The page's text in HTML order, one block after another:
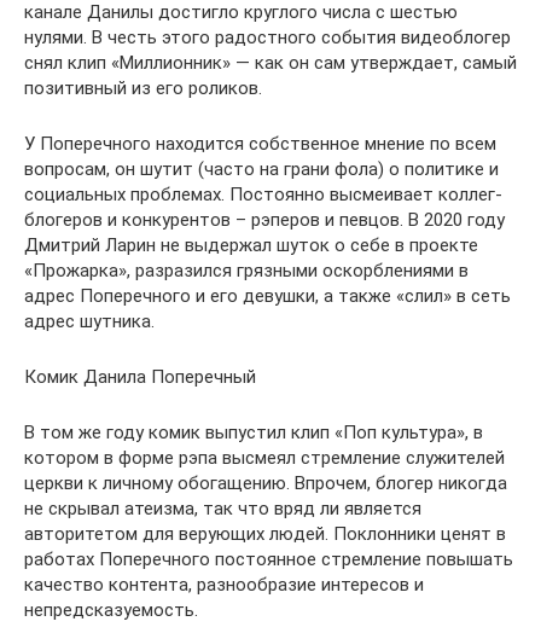
канале Данилы достигло круглого числа с шестью
нулями. В честь этого радостного события видеоблогер
снял клип «Миллионник» — как он сам утверждает, самый
позитивный из его роликов.
У Поперечного находится собственное мнение по всем
вопросам, он шутит (часто на грани фола) о политике и
социальных проблемах. Постоянно высмеивает коллег-
блогеров и конкурентов – рэперов и певцов. В 2020 году
Дмитрий Ларин не выдержал шуток о себе в проекте
«Прожарка», разразился грязными оскорблениями в
адрес Поперечного и его девушки, а также «слил» в сеть
адрес шутника.
Комик Данила Поперечный
В том же году комик выпустил клип «Поп культура», в
котором в форме рэпа высмеял стремление служителей
церкви к личному обогащению. Впрочем, блогер никогда
не скрывал атеизма, так что вряд ли является
авторитетом для верующих людей. Поклонники ценят в
работах Поперечного постоянное стремление повышать
качество контента, разнообразие интересов и
непредсказуемость.